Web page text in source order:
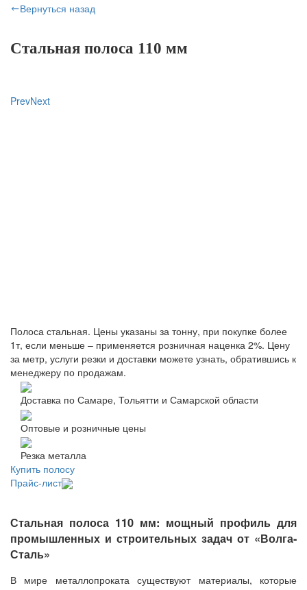
Вернуться назад
Стальная полоса 110 мм
PrevNext
Полоса стальная. Цены указаны за тонну, при покупке более
1т, если меньше – применяется розничная наценка 2%. Цену
за метр, услуги резки и доставки можете узнать, обратившись к
менеджеру по продажам.
Доставка по Самаре, Тольятти и Самарской области
Оптовые и розничные цены
Резка металла
Купить полосу
Прайс-лист
Стальная полоса 110 мм: мощный профиль для
промышленных и строительных задач от «Волга-
Сталь»
В мире металлопроката существуют материалы, которые